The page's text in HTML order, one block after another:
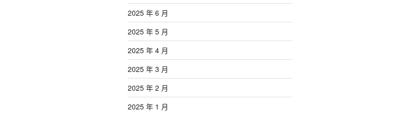
2025 年 6 月
2025 年 5 月
2025 年 4 月
2025 年 3 月
2025 年 2 月
2025 年 1 月